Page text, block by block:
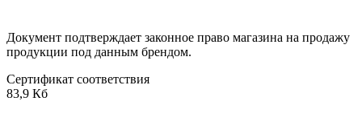
Документ подтверждает законное право магазина на продажу
продукции под данным брендом.
Сертификат соответствия
83,9 Кб